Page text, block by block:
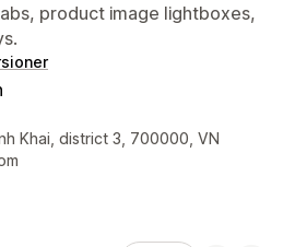
product image lightboxes,
Khai, district 3, 700000, VN